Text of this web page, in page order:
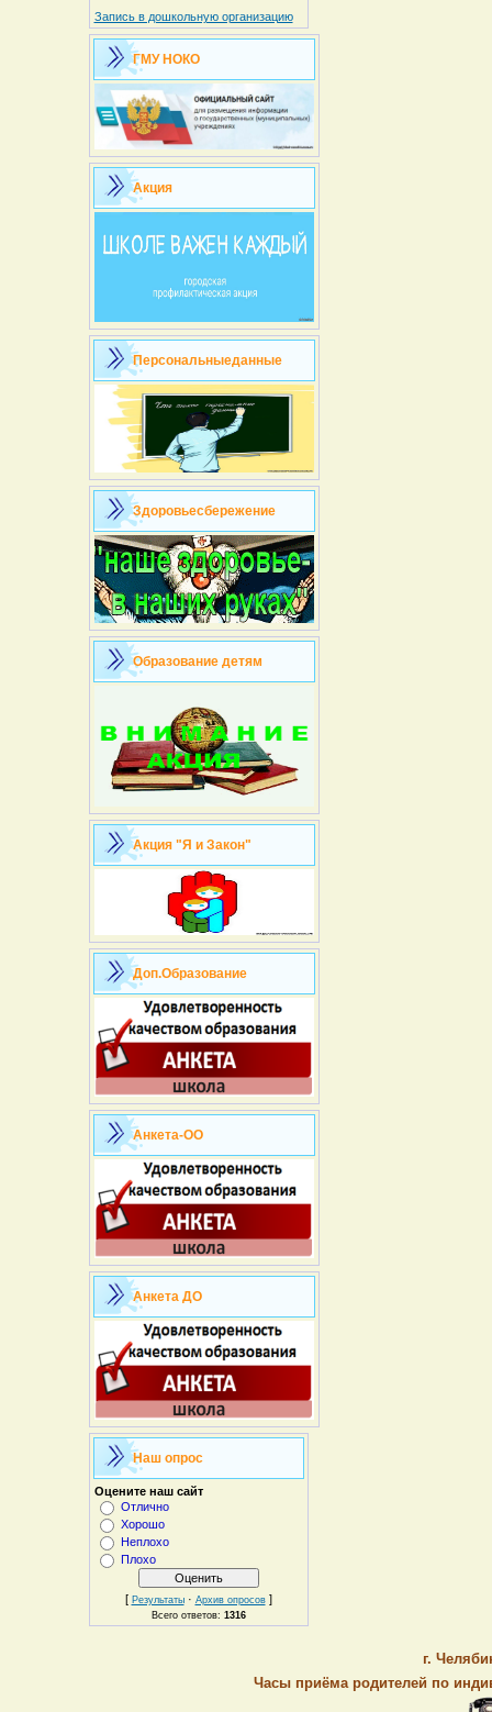
Запись в дошкольную организацию
ГМУ НОКО
Акция
Персональныеданные
Здоровьесбережение
Образование детям
Акция "Я и Закон"
Доп.Образование
Анкета-ОО
Анкета ДО
Наш опрос
Оцените наш сайт
Отлично
Хорошо
Неплохо
Плохо
[ Результаты· Архив опросов]
Всего ответов: 1316
г.
Часы приёма родителей по